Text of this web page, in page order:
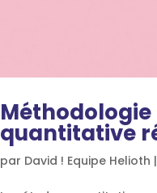
quantitative
par David ! Equipe Helioth |